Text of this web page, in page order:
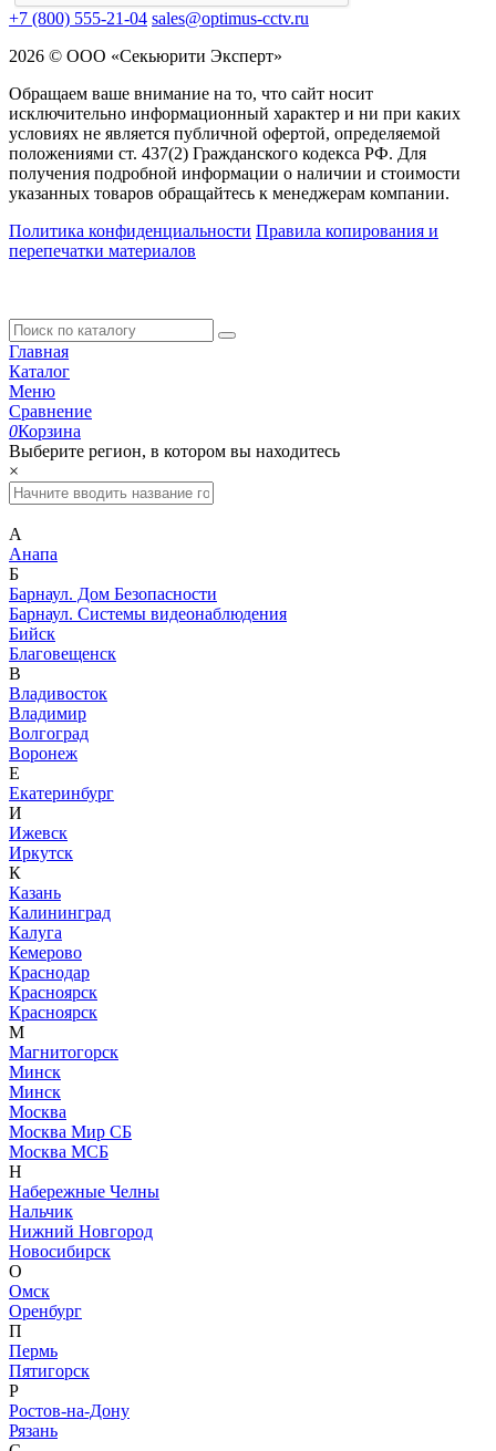
+7 (800) 555-21-04 sales@optimus-cctv.ru
2026 © ООО «Секьюрити Эксперт»
Обращаем ваше внимание на то, что сайт носит
исключительно информационный характер и ни при каких
условиях не является публичной офертой, определяемой
положениями ст. 437(2) Гражданского кодекса РФ. Для
получения подробной информации о наличии и стоимости
указанных товаров обращайтесь к менеджерам компании.
Политика конфиденциальности Правила копирования и
перепечатки материалов
Главная
Каталог
Меню
Сравнение
0Корзина
Выберите регион, в котором вы находитесь
×
А
Анапа
Б
Барнаул. Дом Безопасности
Барнаул. Системы видеонаблюдения
Бийск
Благовещенск
В
Владивосток
Владимир
Волгоград
Воронеж
Е
Екатеринбург
И
Ижевск
Иркутск
К
Казань
Калининград
Калуга
Кемерово
Краснодар
Красноярск
Красноярск
М
Магнитогорск
Минск
Минск
Москва
Москва Мир СБ
Москва МСБ
Н
Набережные Челны
Нальчик
Нижний Новгород
Новосибирск
О
Омск
Оренбург
П
Пермь
Пятигорск
Р
Ростов-на-Дону
Рязань